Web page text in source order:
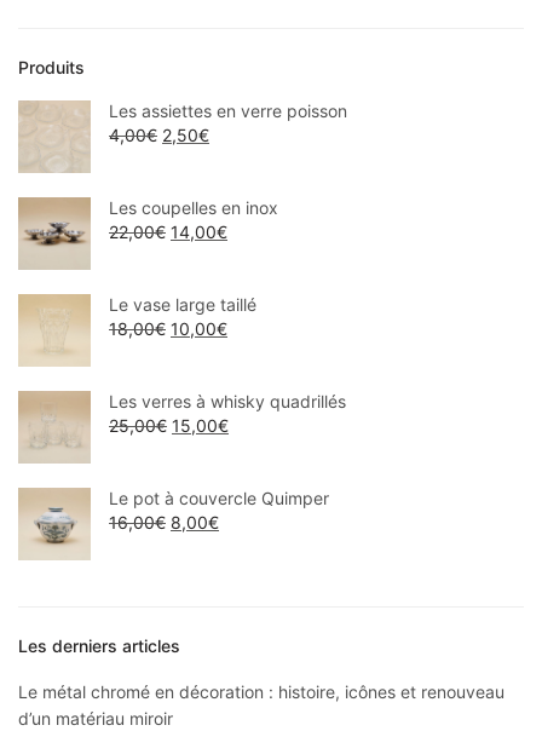
Produits
Les assiettes en verre poisson
4,00€ 2,50€
Les coupelles en inox
22,00€ 14,00€
Le vase large taillé
18,00€ 10,00€
Les verres à whisky quadrillés
25,00€ 15,00€
Le pot à couvercle Quimper
16,00€ 8,00€
Les derniers articles
Le métal chromé en décoration : histoire, icônes et renouveau
d’un matériau miroir